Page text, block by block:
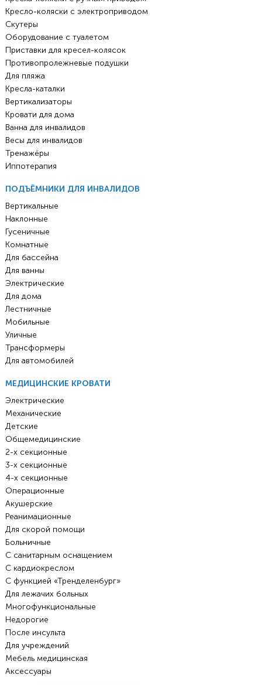
Кресло-коляски с электроприводом
Скутеры
Оборудование с туалетом
Приставки для кресел-колясок
Противопролежневые подушки
Для пляжа
Кресла-каталки
Вертикализаторы
Кровати для дома
Ванна для инвалидов
Весы для инвалидов
Тренажёры
Иппотерапия
ПОДЪЁМНИКИ ДЛЯ ИНВАЛИДОВ
Вертикальные
Наклонные
Гусеничные
Комнатные
Для бассейна
Для ванны
Электрические
Для дома
Лестничные
Мобильные
Уличные
Трансформеры
Для автомобилей
МЕДИЦИНСКИЕ КРОВАТИ
Электрические
Механические
Детские
Общемедицинские
2-х секционные
3-х секционные
4-х секционные
Операционные
Акушерские
Реанимационные
Для скорой помощи
Больничные
С санитарным оснащением
С кардиокреслом
С функцией «Тренделенбург»
Для лежачих больных
Многофункциональные
Недорогие
После инсульта
Для учреждений
Мебель медицинская
Аксессуары